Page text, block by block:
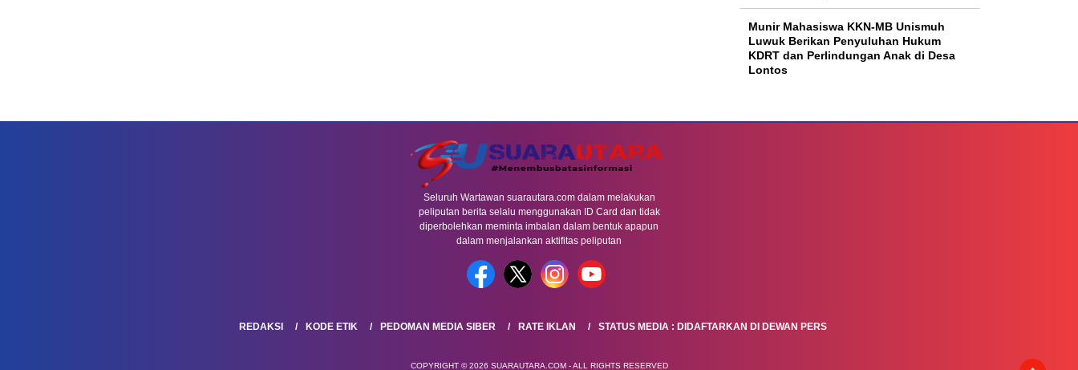
Munir Mahasiswa KKN-MB Unismuh
Luwuk Berikan Penyuluhan Hukum
KDRT dan Perlindungan Anak di Desa
Lontos
Seluruh Wartawan suarautara.com dalam melakukan
peliputan berita selalu menggunakan ID Card dan tidak
diperbolehkan meminta imbalan dalam bentuk apapun
dalam menjalankan aktifitas peliputan
REDAKSI KODE ETIK PEDOMAN MEDIA SIBER RATE IKLAN STATUS MEDIA : DIDAFTARKAN DI DEWAN PERS
COPYRIGHT © 2026 SUARAUTARA.COM - ALL RIGHTS RESERVED